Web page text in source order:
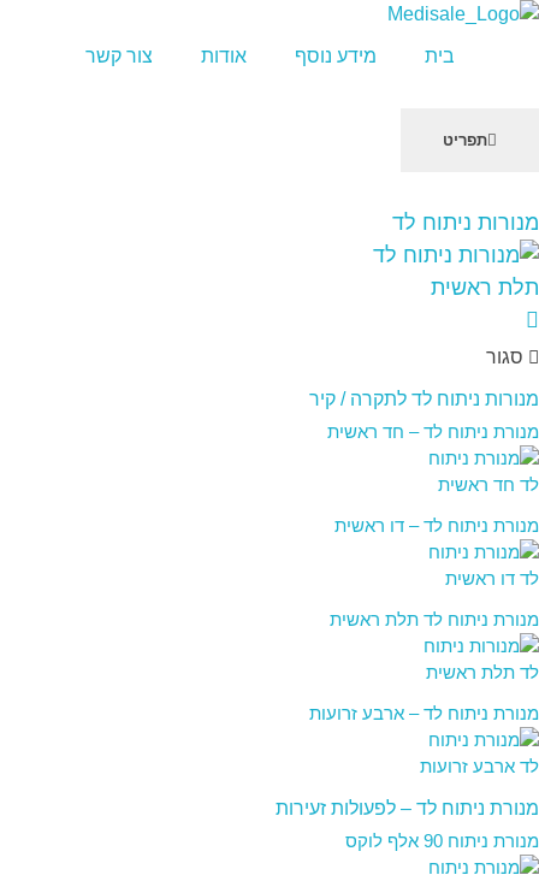
לֵב:
בְּאֲתָר
זֶה
מֻפְעֶלֶת
"נָגִישׁ
בִּקְלִיק"
הַמְּסַיַּעַת
לִנְגִישׁוּת
הָאֲתָר.
בית מידע נוסף אודות צור קשר
תפריט
מנורות ניתוח לד
סגור
מנורות ניתוח לד לתקרה / קיר
מנורת ניתוח לד – חד ראשית
מנורת ניתוח לד – דו ראשית
מנורת ניתוח לד תלת ראשית
מנורת ניתוח לד – ארבע זרועות
מנורת ניתוח לד – לפעולות זעירות
מנורת ניתוח 90 אלף לוקס